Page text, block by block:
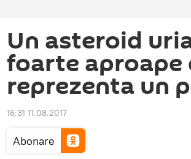
Un asteroid
foarte aproape
reprezenta un
16:31 11.08.2017
Abonare